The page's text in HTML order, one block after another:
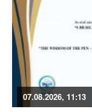
07.08.2026, 11:13